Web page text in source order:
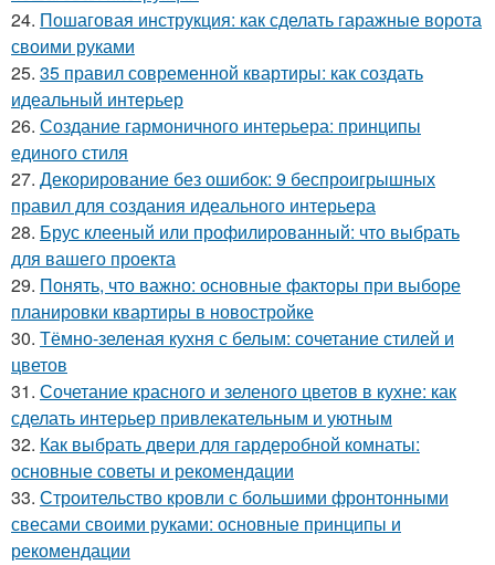
24. Пошаговая инструкция: как сделать гаражные ворота
своими руками
25. 35 правил современной квартиры: как создать
идеальный интерьер
26. Создание гармоничного интерьера: принципы
единого стиля
27. Декорирование без ошибок: 9 беспроигрышных
правил для создания идеального интерьера
28. Брус клееный или профилированный: что выбрать
для вашего проекта
29. Понять, что важно: основные факторы при выборе
планировки квартиры в новостройке
30. Тёмно-зеленая кухня с белым: сочетание стилей и
цветов
31. Сочетание красного и зеленого цветов в кухне: как
сделать интерьер привлекательным и уютным
32. Как выбрать двери для гардеробной комнаты:
основные советы и рекомендации
33. Строительство кровли с большими фронтонными
свесами своими руками: основные принципы и
рекомендации